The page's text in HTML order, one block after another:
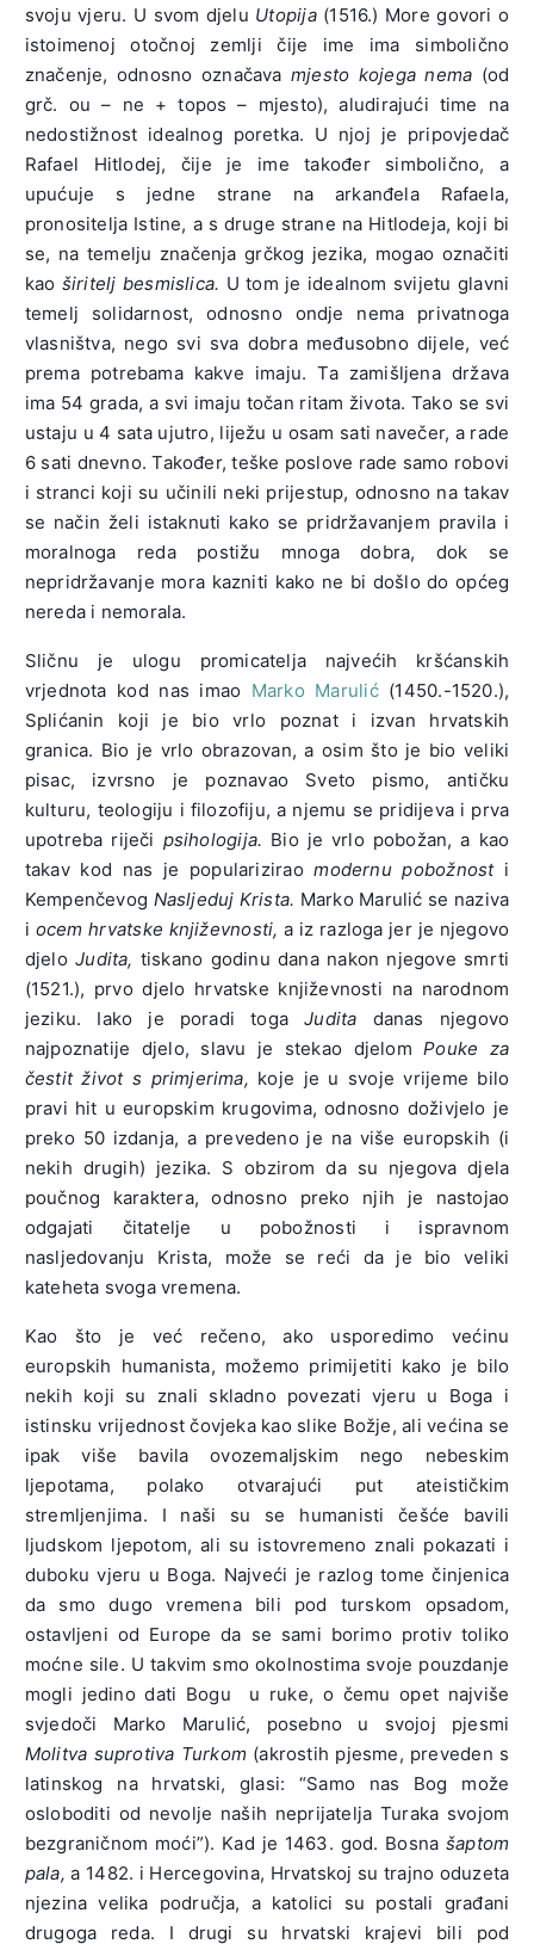
svoju vjeru. U svom djelu Utopija (1516.) More govori o
istoimenoj otočnoj zemlji čije ime ima simbolično
značenje, odnosno označavamjesto kojega nema (od
grč. ou – ne + topos – mjesto), aludirajući time na
nedostižnost idealnog poretka. U njoj je pripovjedač
Rafael Hitlodej, čije je ime također simbolično, a
upućuje s jedne strane na arkanđela Rafaela,
pronositelja Istine, a s druge strane na Hitlodeja, koji bi
se, na temelju značenja grčkog jezika, mogao označiti
kao širitelj besmislica. U tom je idealnom svijetu glavni
temelj solidarnost, odnosno ondje nema privatnoga
vlasništva, nego svi sva dobra međusobno dijele, već
prema potrebama kakve imaju. Ta zamišljena država
ima 54 grada, a svi imaju točan ritam života. Tako se svi
ustaju u 4 sata ujutro, liježu u osam sati navečer, a rade
6 sati dnevno. Također, teške poslove rade samo robovi
i stranci koji su učinili neki prijestup, odnosno na takav
se način želi istaknuti kako se pridržavanjem pravila i
moralnoga reda postižu mnoga dobra, dok se
nepridržavanje mora kazniti kako ne bi došlo do općeg
nereda i nemorala.
Sličnu je ulogu promicatelja najvećih kršćanskih
vrjednota kod nas imao Marko Marulić(1450.-1520.),
Splićanin koji je bio vrlo poznat i izvan hrvatskih
granica. Bio je vrlo obrazovan, a osim što je bio veliki
pisac, izvrsno je poznavao Sveto pismo, antičku
kulturu, teologiju i filozofiju, a njemu se pridijeva i prva
upotreba riječi psihologija. Bio je vrlo pobožan, a kao
takav kod nas je populariziraomodernu pobožnost i
Kempenčevog Nasljeduj Krista. Marko Marulić se naziva
i ocem hrvatske književnosti,a iz razloga jer je njegovo
djeloJudita, tiskano godinu dana nakon njegove smrti
(1521.), prvo djelo hrvatske književnosti na narodnom
jeziku. Iako je poradi togaJudita danas njegovo
najpoznatije djelo, slavu je stekao djelomPouke za
čestit život s primjerima, koje je u svoje vrijeme bilo
pravi hit u europskim krugovima, odnosno doživjelo je
preko 50 izdanja, a prevedeno je na više europskih (i
nekih drugih) jezika. S obzirom da su njegova djela
poučnog karaktera, odnosno preko njih je nastojao
odgajati čitatelje u pobožnosti i ispravnom
nasljedovanju Krista, može se reći da je bio veliki
kateheta svoga vremena.
Kao što je već rečeno, ako usporedimo većinu
europskih humanista, možemo primijetiti kako je bilo
nekih koji su znali skladno povezati vjeru u Boga i
istinsku vrijednost čovjeka kao slike Božje, ali većina se
ipak više bavila ovozemaljskim nego nebeskim
ljepotama, polako otvarajući put ateističkim
stremljenjima. I naši su se humanisti češće bavili
ljudskom ljepotom, ali su istovremeno znali pokazati i
duboku vjeru u Boga. Najveći je razlog tome činjenica
da smo dugo vremena bili pod turskom opsadom,
ostavljeni od Europe da se sami borimo protiv toliko
moćne sile. U takvim smo okolnostima svoje pouzdanje
mogli jedino dati Bogu u ruke, o čemu opet najviše
svjedoči Marko Marulić, posebno u svojoj pjesmi
Molitva suprotiva Turkom (akrostih pjesme, preveden s
latinskog na hrvatski, glasi: “Samo nas Bog može
osloboditi od nevolje naših neprijatelja Turaka svojom
bezgraničnom moći”). Kad je 1463. god. Bosna šaptom
pala,a 1482. i Hercegovina, Hrvatskoj su trajno oduzeta
njezina velika područja, a katolici su postali građani
drugoga reda. I drugi su hrvatski krajevi bili pod